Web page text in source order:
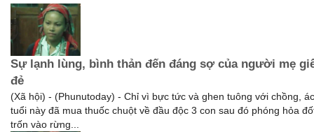
Sự lạnh lùng, bình thản đến đáng sợ của người mẹ
đẻ
(Xã hội) - (Phunutoday) - Chỉ vì bực tức và ghen tuông với chồng,
tuổi này đã mua thuốc chuột về đầu độc 3 con sau đó phóng hỏa
trốn vào rừng...